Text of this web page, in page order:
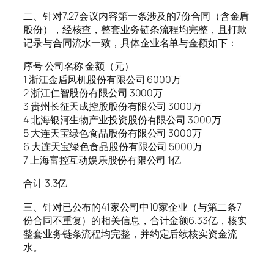
二、针对7.27会议内容第一条涉及的7份合同（含金盾
股份），经核查，整套业务链条流程均完整，且打款
记录与合同流水一致，具体企业名单与金额如下：
序号 公司名称 金额（元）
1 浙江金盾风机股份有限公司 6000万
2 浙江仁智股份有限公司 3000万
3 贵州长征天成控股股份有限公司 3000万
4 北海银河生物产业投资股份有限公司 3000万
5 大连天宝绿色食品股份有限公司 3000万
6 大连天宝绿色食品股份有限公司 5000万
7 上海富控互动娱乐股份有限公司 1亿
合计 3.3亿
三、针对已公布的41家公司中10家企业（与第二条7
份合同不重复）的相关信息，合计金额6.33亿，核实
整套业务链条流程均完整，并约定后续核实资金流
水。